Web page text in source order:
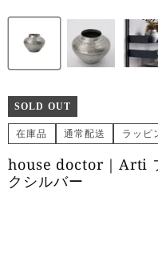
SOLD OUT
在庫品 通常配送 ラッピ
house doctor｜Arti
クシルバー